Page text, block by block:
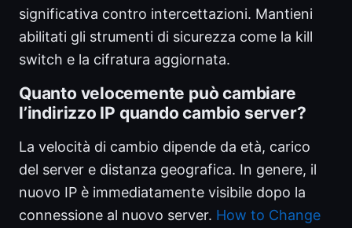
significativa contro intercettazioni. Mantieni
abilitati gli strumenti di sicurezza come la kill
switch e la cifratura aggiornata.
Quanto velocemente può cambiare
l’indirizzo IP quando cambio server?
La velocità di cambio dipende da età, carico
del server e distanza geografica. In genere, il
nuovo IP è immediatamente visibile dopo la
connessione al nuovo server. How to Change